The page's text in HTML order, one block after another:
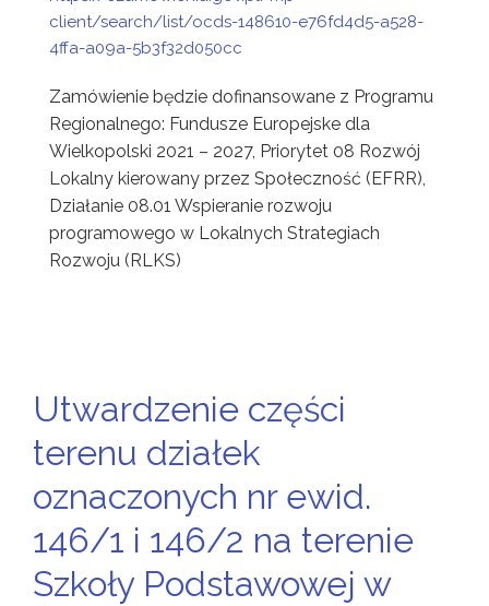
client/search/list/ocds-148610-e76fd4d5-a528-
4ffa-a09a-5b3f32d050cc
Zamówienie będzie dofinansowane z Programu
Regionalnego: Fundusze Europejske dla
Wielkopolski 2021 – 2027, Priorytet 08 Rozwój
Lokalny kierowany przez Społeczność (EFRR),
Działanie 08.01 Wspieranie rozwoju
programowego w Lokalnych Strategiach
Rozwoju (RLKS)
Utwardzenie części
terenu działek
oznaczonych nr ewid.
146/1 i 146/2 na terenie
Szkoły Podstawowej w